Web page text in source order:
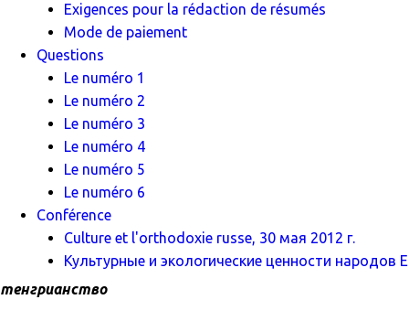
Exigences pour la rédaction de résumés
Mode de paiement
Questions
Le numéro 1
Le numéro 2
Le numéro 3
Le numéro 4
Le numéro 5
Le numéro 6
Conférence
Culture et l'orthodoxie russe, 30 мая 2012 г.
Культурные и экологические ценности народов
тенгрианство